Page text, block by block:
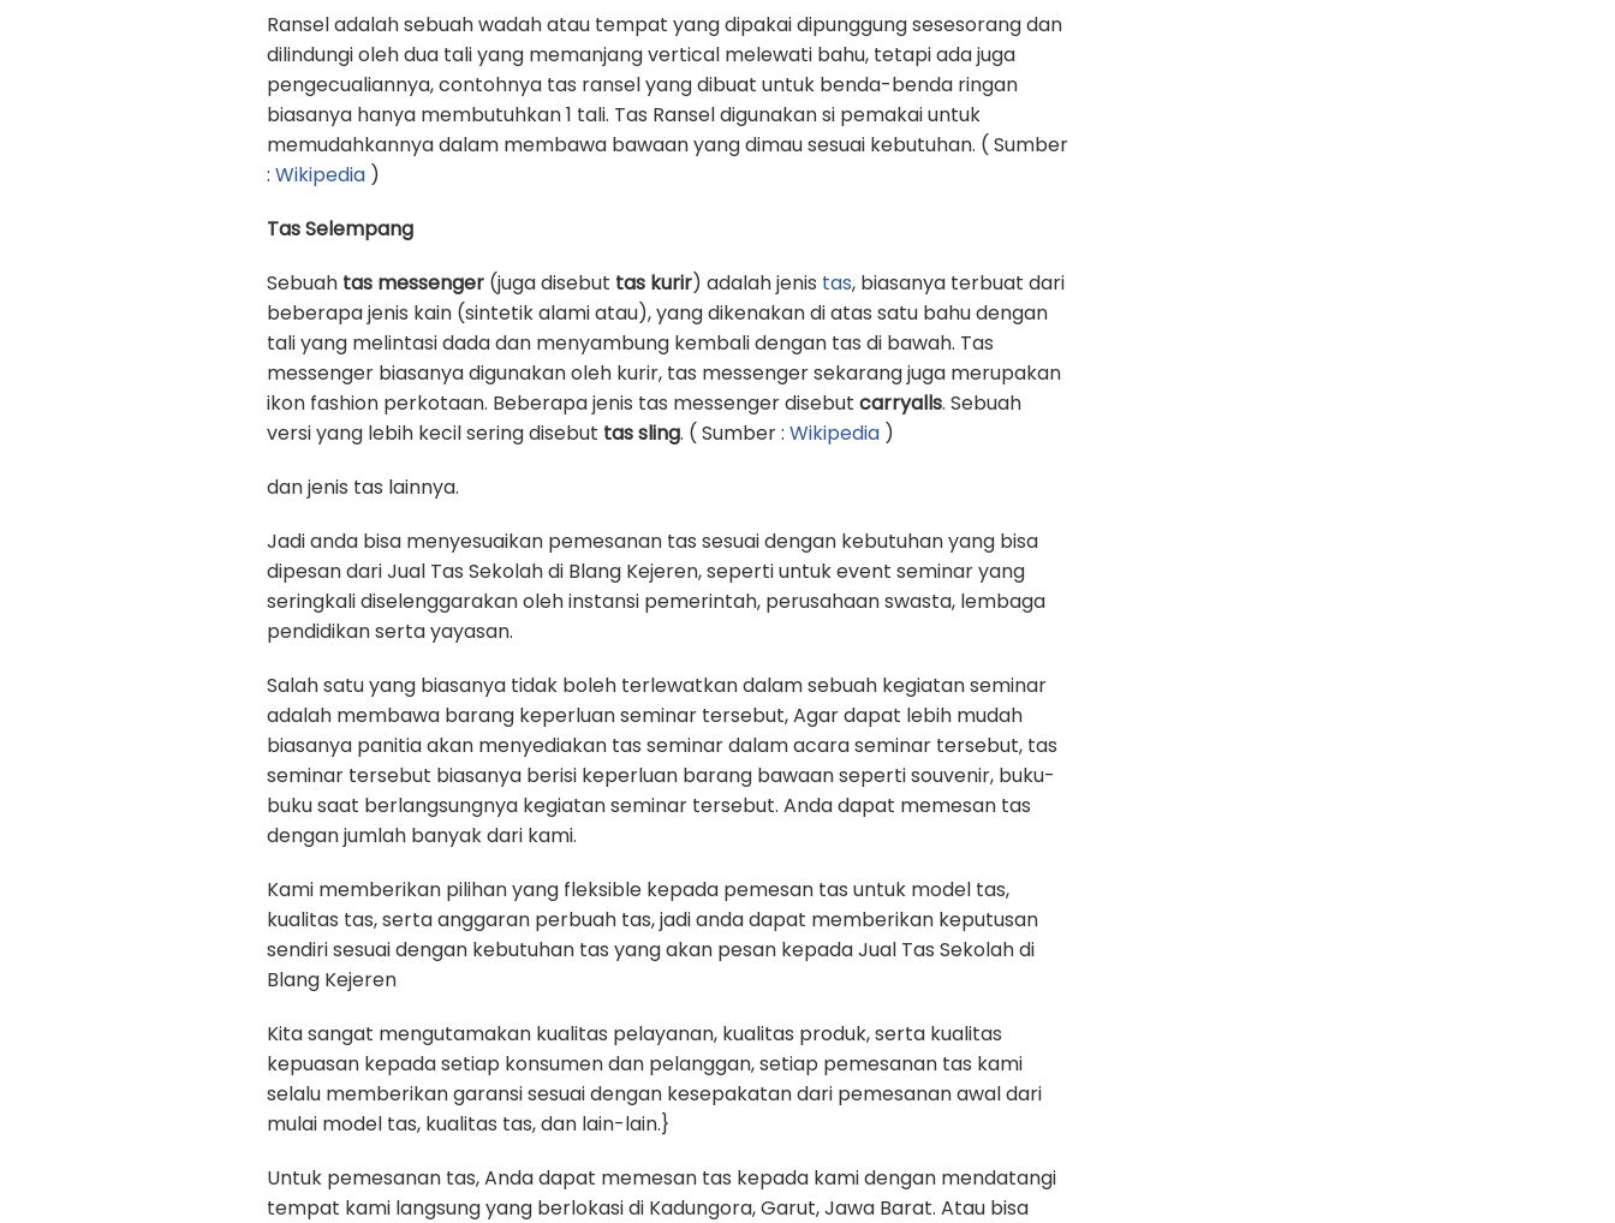
Ransel adalah sebuah wadah atau tempat yang dipakai dipunggung sesesorang dan
dilindungi oleh dua tali yang memanjang vertical melewati bahu, tetapi ada juga
pengecualiannya, contohnya tas ransel yang dibuat untuk benda-benda ringan
biasanya hanya membutuhkan 1 tali. Tas Ransel digunakan si pemakai untuk
memudahkannya dalam membawa bawaan yang dimau sesuai kebutuhan. ( Sumber
: Wikipedia )
Tas Selempang
Sebuah tas messenger (juga disebut tas kurir) adalah jenis tas, biasanya terbuat dari
beberapa jenis kain (sintetik alami atau), yang dikenakan di atas satu bahu dengan
tali yang melintasi dada dan menyambung kembali dengan tas di bawah. Tas
messenger biasanya digunakan oleh kurir, tas messenger sekarang juga merupakan
ikon fashion perkotaan. Beberapa jenis tas messenger disebut carryalls. Sebuah
versi yang lebih kecil sering disebut tas sling. ( Sumber : Wikipedia )
dan jenis tas lainnya.
Jadi anda bisa menyesuaikan pemesanan tas sesuai dengan kebutuhan yang bisa
dipesan dari Jual Tas Sekolah di Blang Kejeren, seperti untuk event seminar yang
seringkali diselenggarakan oleh instansi pemerintah, perusahaan swasta, lembaga
pendidikan serta yayasan.
Salah satu yang biasanya tidak boleh terlewatkan dalam sebuah kegiatan seminar
adalah membawa barang keperluan seminar tersebut, Agar dapat lebih mudah
biasanya panitia akan menyediakan tas seminar dalam acara seminar tersebut, tas
seminar tersebut biasanya berisi keperluan barang bawaan seperti souvenir, buku-
buku saat berlangsungnya kegiatan seminar tersebut. Anda dapat memesan tas
dengan jumlah banyak dari kami.
Kami memberikan pilihan yang fleksible kepada pemesan tas untuk model tas,
kualitas tas, serta anggaran perbuah tas, jadi anda dapat memberikan keputusan
sendiri sesuai dengan kebutuhan tas yang akan pesan kepada Jual Tas Sekolah di
Blang Kejeren
Kita sangat mengutamakan kualitas pelayanan, kualitas produk, serta kualitas
kepuasan kepada setiap konsumen dan pelanggan, setiap pemesanan tas kami
selalu memberikan garansi sesuai dengan kesepakatan dari pemesanan awal dari
mulai model tas, kualitas tas, dan lain-lain.}
Untuk pemesanan tas, Anda dapat memesan tas kepada kami dengan mendatangi
tempat kami langsung yang berlokasi di Kadungora, Garut, Jawa Barat. Atau bisa